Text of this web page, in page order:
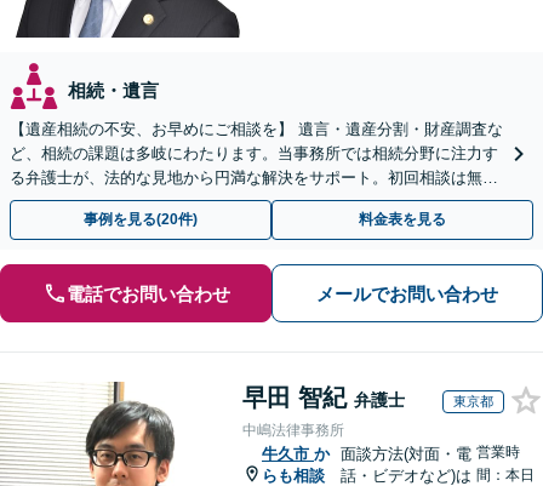
相続・遺言
【遺産相続の不安、お早めにご相談を】 遺言・遺産分割・財産調査な
ど、相続の課題は多岐にわたります。当事務所では相続分野に注力す
る弁護士が、法的な見地から円満な解決をサポート。初回相談は無料
（予約制）です。まずは現状の整理から始めませんか？
事例を見る(20件) 料金表を見る
電話でお問い合わせ メールでお問い合わせ
早田 智紀 弁護士 東京都
中嶋法律事務所
牛久市 か
らも相談
面談方法(対面・電
話・ビデオなど)は
営業時
間：本日